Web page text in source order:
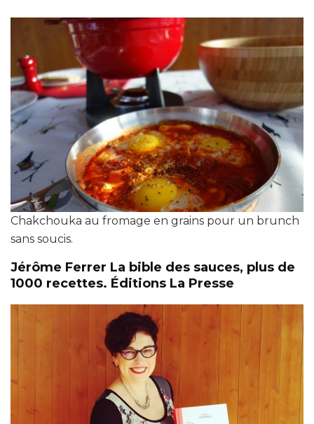
Chakchouka au fromage en grains pour un brunch
sans soucis.
Jérôme Ferrer La bible des sauces, plus de
1000 recettes. Éditions La Presse